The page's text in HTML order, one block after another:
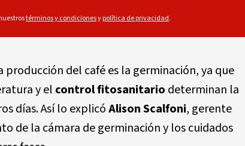
términos y condicionesypolítica de privacidad.
producción del café es la germinación, ya que
y el control fitosanitario determinan la
días. Así lo explicóAlison Scalfoni, gerente
de la cámara de germinación y los cuidados